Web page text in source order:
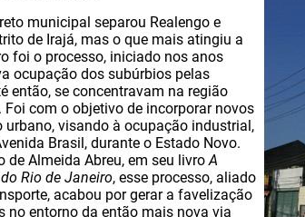
municipal separou Realengo e
de Irajá, mas o que mais atingiu a
foi o processo, iniciado nos anos
ocupação dos subúrbios pelas
então, se concentravam na região
Foi com o objetivo de incorporar novos
urbano, visando à ocupação industrial,
Brasil, durante o Estado Novo.
de Almeida Abreu, em seu livroA
Rio de Janeiro, esse processo, aliado
acabou por gerar a favelização
no entorno da então mais nova via